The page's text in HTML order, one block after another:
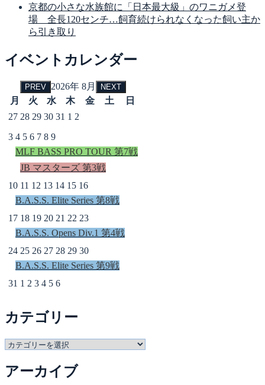
京都の小さな水族館に「日本最大級」のワニガメ登
場 全長120センチ…飼育続けられなくなった飼い主か
ら引き取り
イベントカレンダー
PREV 2026年 8月 NEXT
月 火 水 木 金 土
日
27 28 29 30 31 1 2
3 4 5 6 7 8 9
MLF BASS PRO TOUR 第7戦
JB マスターズ 第3戦
10 11 12 13 14 15 16
B.A.S.S. Elite Series 第8戦
17 18 19 20 21 22 23
B.A.S.S. Opens Div.1 第4戦
24 25 26 27 28 29 30
B.A.S.S. Elite Series 第9戦
31 1 2 3 4 5 6
カテゴリー
カ
ゴ
アーカイブ